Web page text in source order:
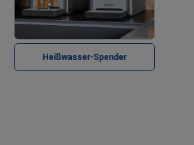
Heißwasser-Spender